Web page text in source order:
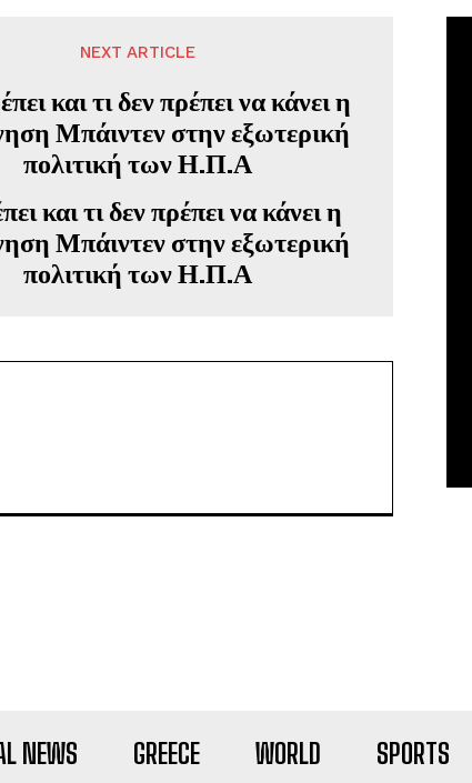
NEXT ARTICLE
και τι δεν πρέπει να κάνει η
Μπάιντεν στην εξωτερική
πολιτική των Η.Π.Α
NEWS GREECE WORLD SPORTS